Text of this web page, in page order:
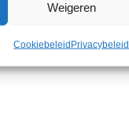
Weigeren
CookiebeleidPrivacybeleid